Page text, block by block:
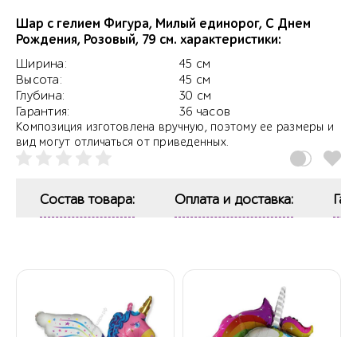
Шар с гелием Фигура, Милый единорог, С Днем
Рождения, Розовый, 79 см. характеристики:
Ширина:
Высота:
Глубина:
Гарантия:
45 см
45 см
30 см
36 часов
Композиция изготовлена вручную, поэтому ее размеры и
вид могут отличаться от приведенных.
Состав товара: Оплата и доставка: